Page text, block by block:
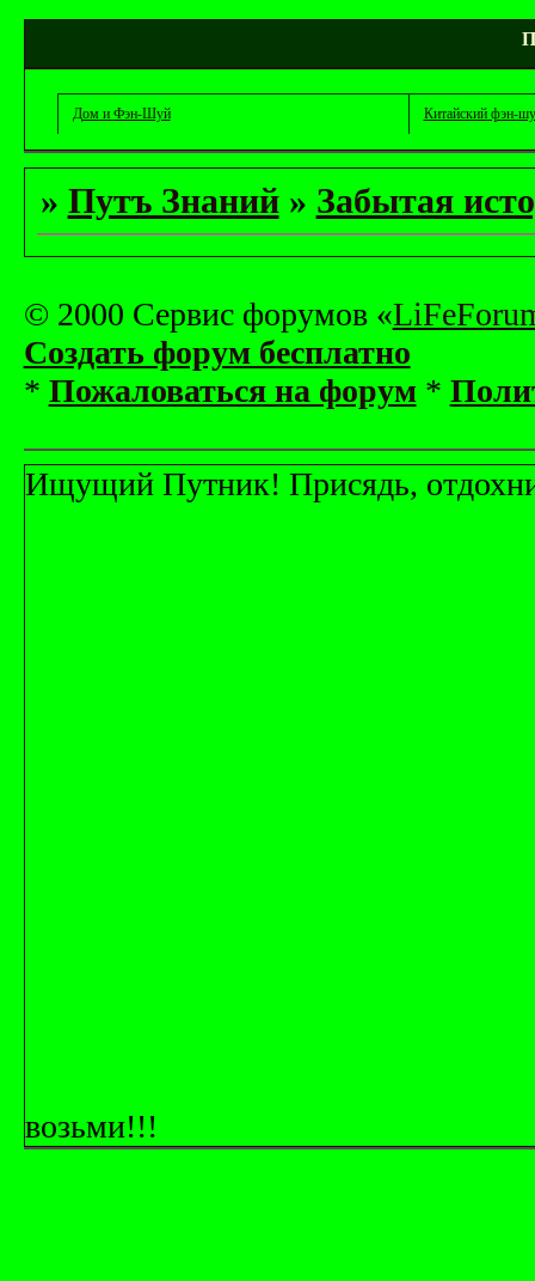
Дом и Фэн-Шуй Китайский фэн-
» Путъ Знаний » Забытая
© 2000 Сервис форумов «
Создать форум бесплатно
* Пожаловаться на форум*
Ищущий Путник! Присядь,
возьми!!!